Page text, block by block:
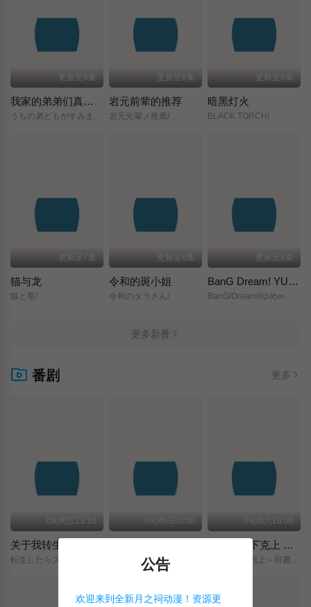
更新至6集
我家的弟弟们真是让您费心了
うちの弟どもがすみません/
更新至6集
岩元前辈的推荐
岩元先輩ノ推薦/
更新至6集
暗黑灯火
BLACK TORCH/
更新至7集
猫与龙
猫と竜/
更新至6集
令和的斑小姐
令和のダラさん/
更新至8集
BanG Dream! YUME∞MITA
BanG/Dream!/ゆめ∞みた/
更多新番
番剧 更多
09|周五23:10 09|周日00:00 09|周六18:00
小书痴的下克上 〜为了成为图书管理员而不择手段〜 领主的养女
公告
欢迎来到全新月之祠动漫！资源更